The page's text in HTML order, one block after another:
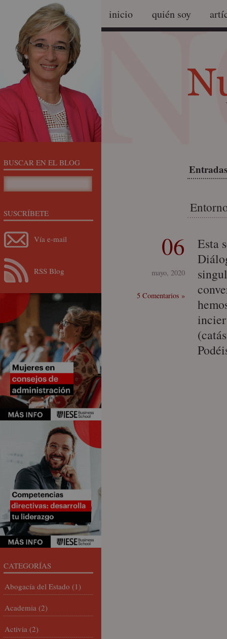
inicio quién soy
06
mayo, 2020
5 Comentarios »
Esta
BUSCAR EN EL BLOG
SUSCRÍBETE
Vía e-mail
RSS Blog
CATEGORÍAS
Abogacía del Estado (1)
Academia (2)
Activia (2)